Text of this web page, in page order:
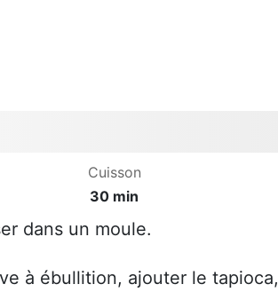
Cuisson
30 min
dans un moule.
à ébullition, ajouter le tapioca,